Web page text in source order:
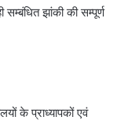
झांकी की सम्पूर्ण
के प्राध्यापकों एवं